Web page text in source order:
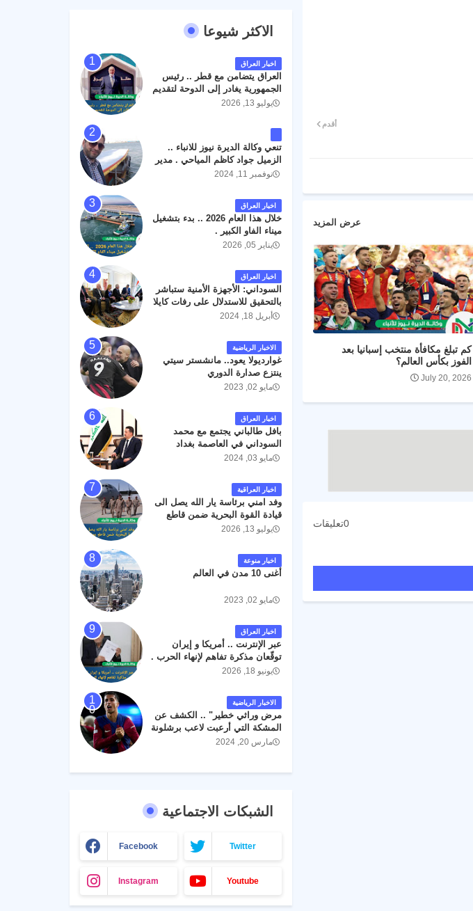
أقدم
عرض المزيد
كم تبلغ مكافأة منتخب إسبانيا بعد
الفوز بكأس العالم؟
July 20, 2026
0تعليقات
الاكثر شيوعا
اخبار العراق
العراق يتضامن مع قطر .. رئيس
الجمهورية يغادر إلى الدوحة لتقديم
واجب العزاء .
يوليو 13, 2026
تنعي وكالة الديرة نيوز للانباء ..
الزميل جواد كاظم المياحي . مدير
الخطوط الجوية العراقية السابق
البصرة الدولي اليوم الاثنين على
الطريق المؤدي من البوابة
الرئيسة الى صالة المسافرين .
حيث كان سبب الحادث يعود
لتصادم عجلته مع عجلة نوع كيا بنكو
مطار البصرة الدولي . سائلين الله
عز وجل ان يتغمد الفقيد بواسع
رحمته ، و انا لله وانا اليه راجعون .
نوفمبر 11, 2024
اخبار العراق
خلال هذا العام 2026 .. بدء بتشغيل
ميناء الفاو الكبير .
يناير 05, 2026
اخبار العراق
السوداني: الأجهزة الأمنية ستباشر
بالتحقيق للاستدلال على رفات كايلا
مولرأبريل 18, 2024
الاخبار الرياضية
غوارديولا يعود.. مانشستر سيتي
ينتزع صدارة الدوري
مايو 02, 2023
اخبار العراق
بافل طالباني يجتمع مع محمد
السوداني في العاصمة بغداد
مايو 03, 2024
اخبار العراقية
وفد امني برئاسة يار الله يصل الى
قيادة القوة البحرية ضمن قاطع
عمليات البصرة .
يوليو 13, 2026
اخبار منوعة
أغنى 10 مدن في العالم
مايو 02, 2023
اخبار العراق
عبر الإنترنت .. أمريكا و إيران
توقّعان مذكرة تفاهم لإنهاء الحرب .
يونيو 18, 2026
الاخبار الرياضية
مرض وراثي خطير" .. الكشف عن
المشكة التي أرعبت لاعب برشلونة
جواو كانسيلو
مارس 20, 2024
الشبكات الاجتماعية
Facebook Twitter
Instagram Youtube